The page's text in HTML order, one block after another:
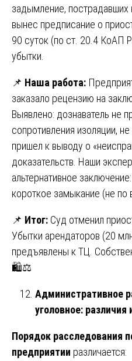
задымление,
вынес предписание о
90 суток (по ст. 20.4 КоАП
убытки.
📌 Наша работа:
заказало рецензию на
Выявлено: дознаватель не
сопротивления изоляции,
пришел к выводу о
доказательств. Наши
альтернативное
короткое замыкание (не по
📌 Итог: Суд отменил
Убытки арендаторов (20
предъявлены к ТЦ.
🛍️⚖️
Административное
уголовное: различия
Порядок расследования
предприятии различается: